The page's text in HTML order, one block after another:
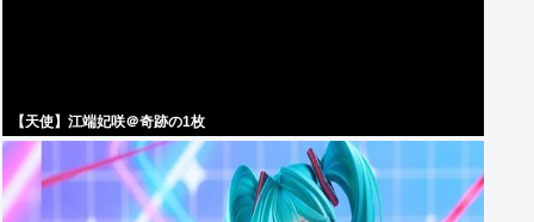
【天使】江端妃咲＠奇跡の1枚